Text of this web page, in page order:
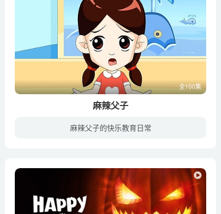
全100集
麻辣父子
麻辣父子的快乐教育日常